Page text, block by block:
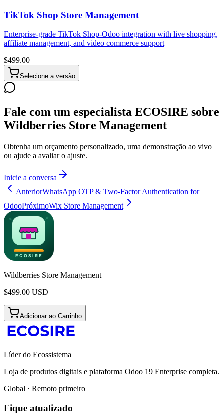
TikTok Shop Store Management
Enterprise-grade TikTok Shop-Odoo integration with live shopping,
affiliate management, and video commerce support
$499.00
Selecione a versão
Fale com um especialista ECOSIRE sobre
Wildberries Store Management
Obtenha um orçamento personalizado, uma demonstração ao vivo
ou ajude a avaliar o ajuste.
Inicie a conversa
AnteriorWhatsApp OTP & Two-Factor Authentication for
OdooPróximoWix Store Management
Wildberries Store Management
$499.00 USD
Adicionar ao Carrinho
Líder do Ecossistema
Loja de produtos digitais e plataforma Odoo 19 Enterprise completa.
Global · Remoto primeiro
Fique atualizado